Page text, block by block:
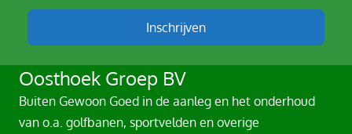
Inschrijven
A
Oosthoek Groep BV
Buiten Gewoon Goed in de aanleg en het onderhoud
van o.a. golfbanen, sportvelden en overige